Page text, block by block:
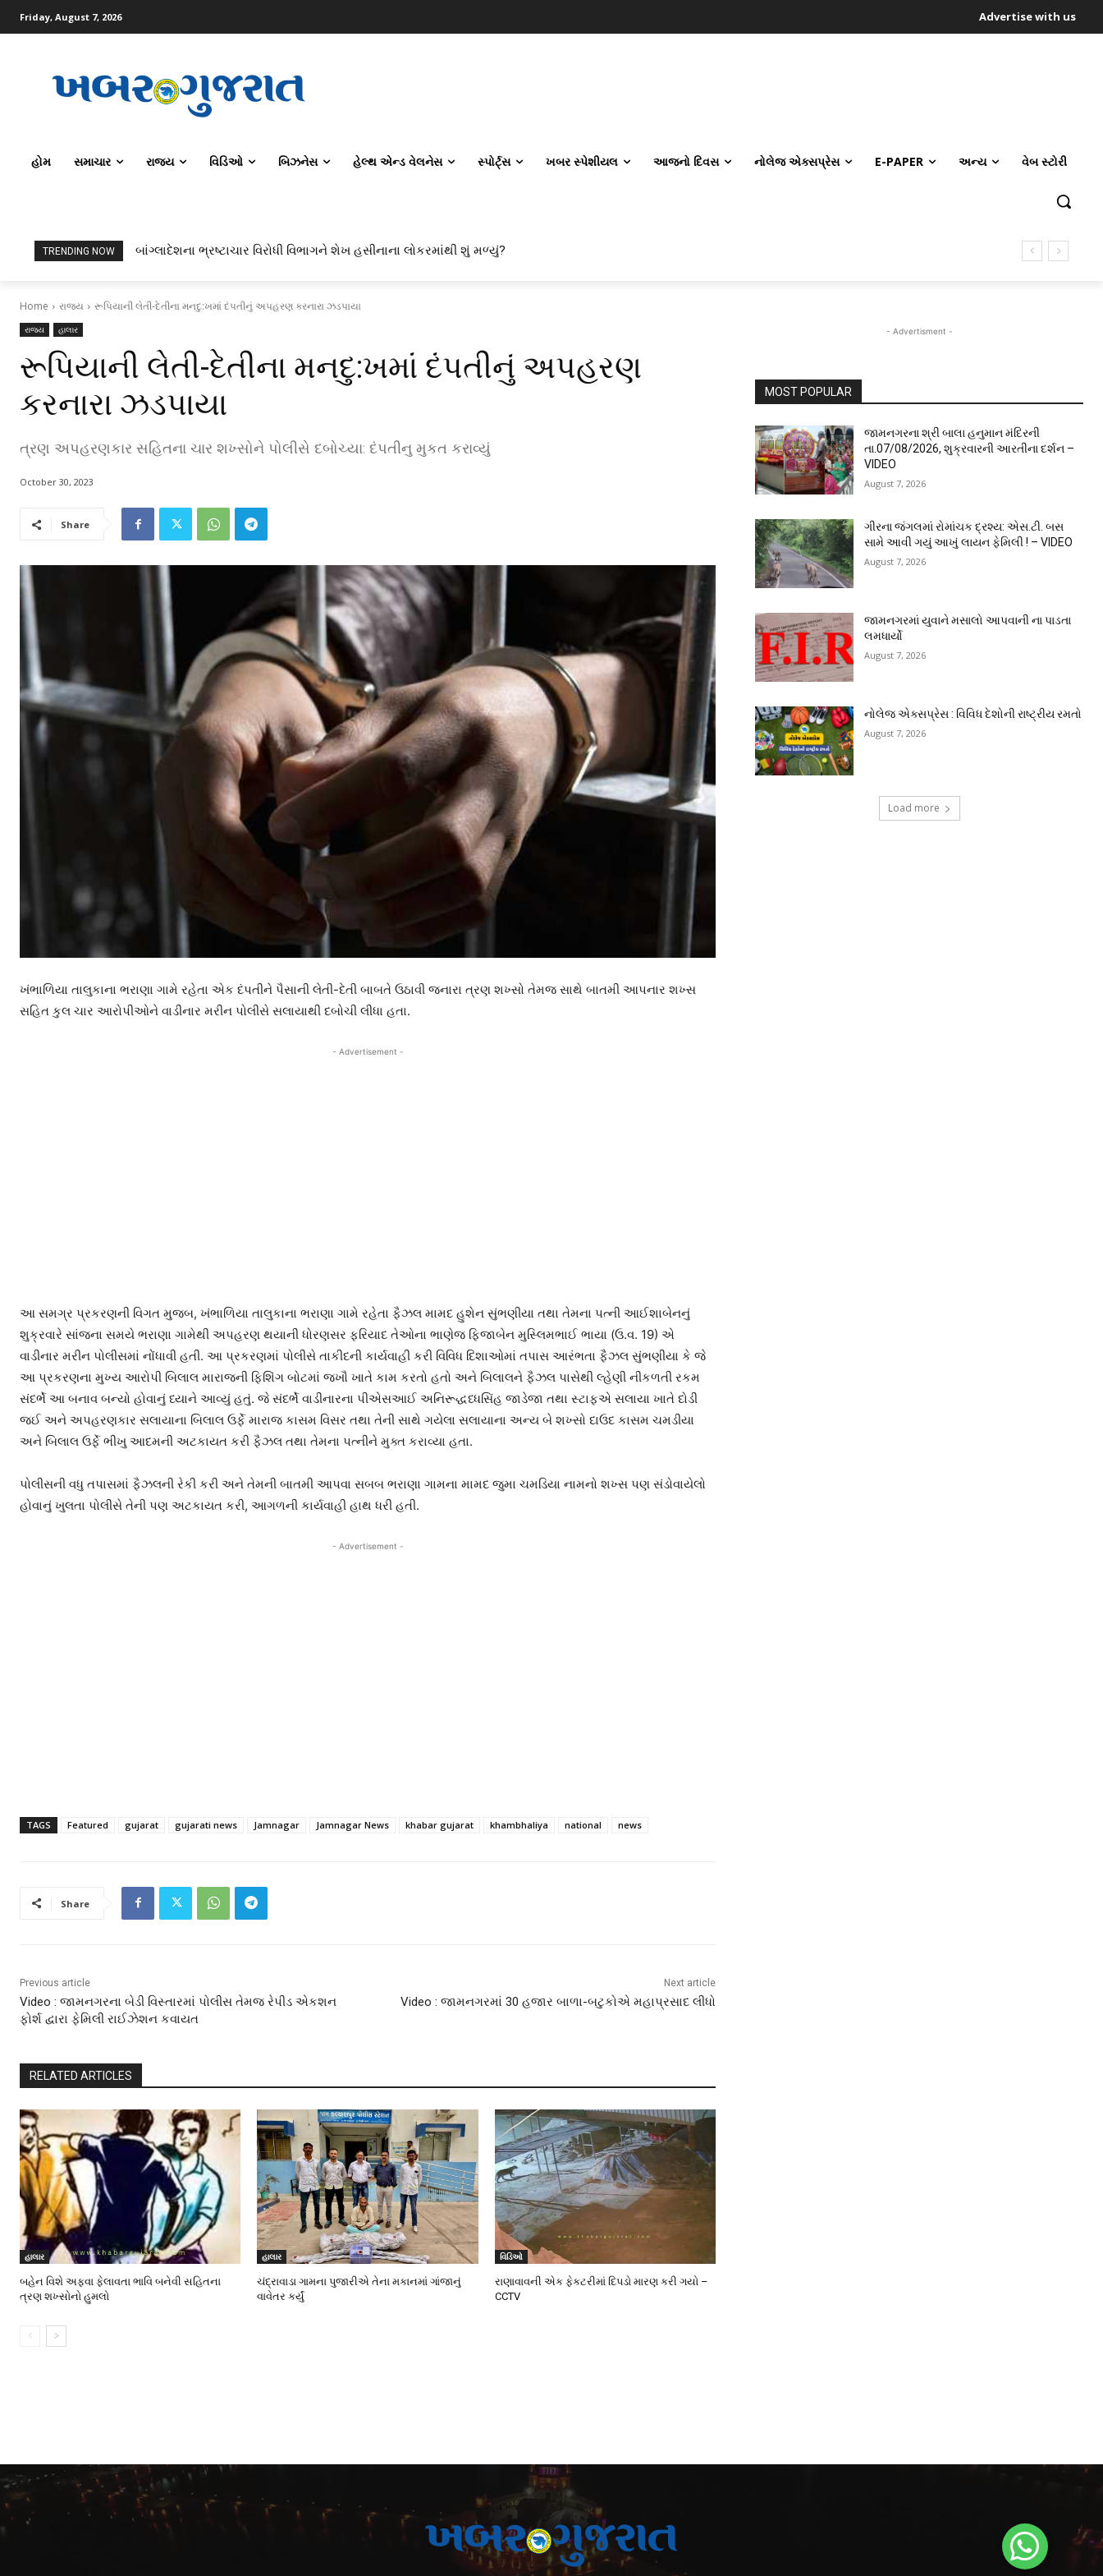
Friday, August 7, 2026 Advertise with us
હોમ સમાચાર રાજ્ય વિડિઓ બિઝનેસ હેલ્થ એન્ડ વેલનેસ સ્પોર્ટ્સ ખબર સ્પેશીયલ આજનો દિવસ નોલેજ એક્સપ્રેસ E-PAPER અન્ય વેબ સ્ટોરી
TRENDING NOW બાંગ્લાદેશના ભ્રષ્ટાચાર વિરોધી વિભાગને શેખ હસીનાના લોકરમાંથી શું મળ્યું?
Home રાજ્ય રૂપિયાની લેતી-દેતીના મનદુ:ખમાં દંપતીનું અપહરણ કરનારા ઝડપાયા
રાજ્ય હાલાર
રૂપિયાની લેતી-દેતીના મનદુ:ખમાં દંપતીનું અપહરણ
કરનારા ઝડપાયા
ત્રણ અપહરણકાર સહિતના ચાર શખ્સોને પોલીસે દબોચ્યા: દંપતીનુ મુકત કરાવ્યું
October 30, 2023
Share
ખંભાળિયા તાલુકાના ભરાણા ગામે રહેતા એક દંપતીને પૈસાની લેતી-દેતી બાબતે ઉઠાવી જનારા ત્રણ શખ્સો તેમજ સાથે બાતમી આપનાર શખ્સ
સહિત કુલ ચાર આરોપીઓને વાડીનાર મરીન પોલીસે સલાયાથી દબોચી લીધા હતા.
- Advertisement -
આ સમગ્ર પ્રકરણની વિગત મુજબ, ખંભાળિયા તાલુકાના ભરાણા ગામે રહેતા ફૈઝલ મામદ હુશેન સુંભણીયા તથા તેમના પત્ની આઈશાબેનનું
શુક્રવારે સાંજના સમયે ભરાણા ગામેથી અપહરણ થયાની ધોરણસર ફરિયાદ તેઓના ભાણેજ ફિજાબેન મુસ્લિમભાઈ ભાયા (ઉ.વ. 19) એ
વાડીનાર મરીન પોલીસમાં નોંધાવી હતી. આ પ્રકરણમાં પોલીસે તાકીદની કાર્યવાહી કરી વિવિધ દિશાઓમાં તપાસ આરંભતા ફૈઝલ સુંભણીયા કે જે
આ પ્રકરણના મુખ્ય આરોપી બિલાલ મારાજની ફિશિંગ બોટમાં જખૌ ખાતે કામ કરતો હતો અને બિલાલને ફૈઝલ પાસેથી લ્હેણી નીકળતી રકમ
સંદર્ભે આ બનાવ બન્યો હોવાનું ધ્યાને આવ્યું હતું. જે સંદર્ભે વાડીનારના પીએસઆઈ અનિરૂદ્ધધ્ધસિંહ જાડેજા તથા સ્ટાફએ સલાયા ખાતે દોડી
જઈ અને અપહરણકાર સલાયાના બિલાલ ઉર્ફે મારાજ કાસમ વિસર તથા તેની સાથે ગયેલા સલાયાના અન્ય બે શખ્સો દાઉદ કાસમ ચમડીયા
અને બિલાલ ઉર્ફે ભીખુ આદમની અટકાયત કરી ફૈઝલ તથા તેમના પત્નીને મુક્ત કરાવ્યા હતા.
પોલીસની વધુ તપાસમાં ફૈઝલની રેકી કરી અને તેમની બાતમી આપવા સબબ ભરાણા ગામના મામદ જુમા ચમડિયા નામનો શખ્સ પણ સંડોવાયેલો
હોવાનું ખુલતા પોલીસે તેની પણ અટકાયત કરી, આગળની કાર્યવાહી હાથ ધરી હતી.
- Advertisement -
TAGS Featured gujarat gujarati news Jamnagar Jamnagar News khabar gujarat khambhaliya national news
Share
Previous article
Video : જામનગરના બેડી વિસ્તારમાં પોલીસ તેમજ રેપીડ એકશન
ફોર્શ દ્વારા ફેમિલી રાઈઝેશન કવાયત
Next article
Video : જામનગરમાં 30 હજાર બાળા-બટુકોએ મહાપ્રસાદ લીધો
RELATED ARTICLES
હાલાર
બહેન વિશે અફવા ફેલાવતા ભાવિ બનેવી સહિતના
ત્રણ શખ્સોનો હુમલો
હાલાર
ચંદ્રાવાડા ગામના પુજારીએ તેના મકાનમાં ગાંજાનું
વાવેતર કર્યું
વિડિઓ
રાણાવાવની એક ફેકટરીમાં દિપડો મારણ કરી ગયો –
CCTV
- Advertisment -
MOST POPULAR
જામનગરના શ્રી બાલા હનુમાન મંદિરની
તા.07/08/2026, શુક્રવારની આરતીના દર્શન –
VIDEO
August 7, 2026
ગીરના જંગલમાં રોમાંચક દ્રશ્ય: એસ.ટી. બસ
સામે આવી ગયું આખું લાયન ફેમિલી ! – VIDEO
August 7, 2026
જામનગરમાં યુવાને મસાલો આપવાની ના પાડતા
લમધાર્યો
August 7, 2026
નોલેજ એક્સપ્રેસ : વિવિધ દેશોની રાષ્ટ્રીય રમતો
August 7, 2026
Load more